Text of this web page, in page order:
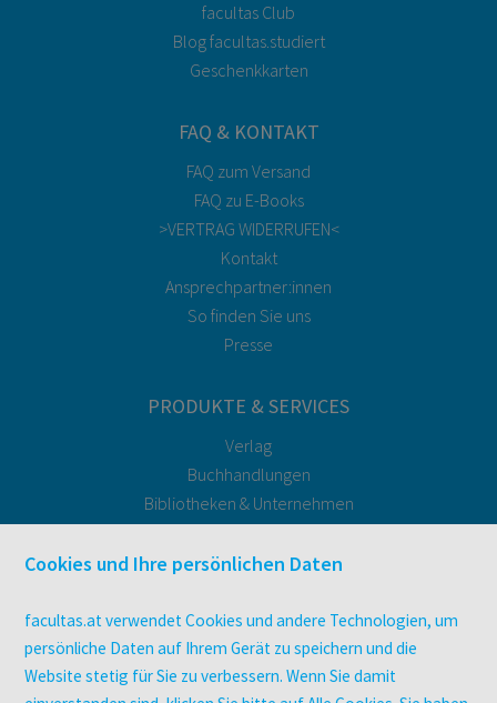
facultas Club
Blog facultas.studiert
Geschenkkarten
FAQ & KONTAKT
FAQ zum Versand
FAQ zu E-Books
>VERTRAG WIDERRUFEN<
Kontakt
Ansprechpartner:innen
So finden Sie uns
Presse
PRODUKTE & SERVICES
Verlag
Buchhandlungen
Bibliotheken & Unternehmen
Druckerei facultas druckt.
Zeitschriften
Digitale Angebote
Cookies und Ihre persönlichen Daten
facultas.at verwendet Cookies und andere Technologien, um
persönliche Daten auf Ihrem Gerät zu speichern und die
Website stetig für Sie zu verbessern. Wenn Sie damit